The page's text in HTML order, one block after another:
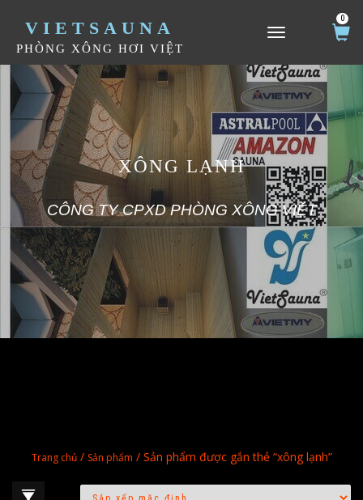
VIETSAUNA
PHÒNG XÔNG HƠI VIỆT
TOGGLE NAVIGATION
0
XÔNG LẠNH
CÔNG TY CPXD PHÒNG XÔNG VIỆT
Trang chủ/ Sản phẩm / Sản phẩm được gắn thẻ “xông lạnh”